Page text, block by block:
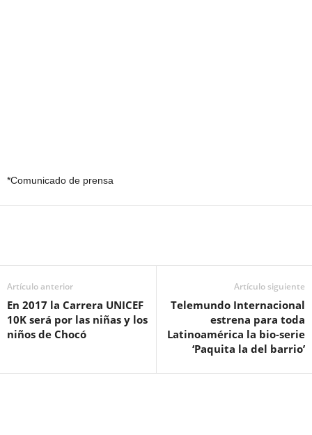
*Comunicado de prensa
Artículo anterior
En 2017 la Carrera UNICEF
10K será por las niñas y los
niños de Chocó
Artículo siguiente
Telemundo Internacional
estrena para toda
Latinoamérica la bio-serie
‘Paquita la del barrio’